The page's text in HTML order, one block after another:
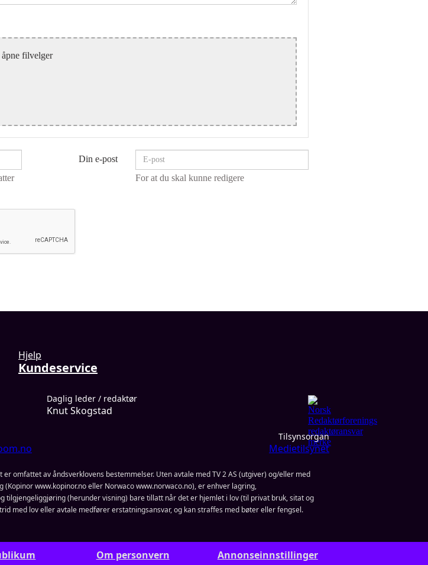
filvelger
Din e-post
For at du skal kunne redigere
Hjelp
Kundeservice
Daglig leder / redaktør
Knut Skogstad
Tilsynsorgan
Medietilsynet
omfattet av åndsverklovens bestemmelser. Uten avtale med TV 2 AS (utgiver) og/eller med
(Kopinor www.kopinor.no eller Norwaco www.norwaco.no), er enhver lagring,
tilgjengeliggjøring (herunder visning) bare tillatt når det er hjemlet i lov (til privat bruk, sitat og
med lov eller avtale medfører erstatningsansvar, og kan straffes med bøter eller fengsel.
Om personvern Annonseinnstillinger